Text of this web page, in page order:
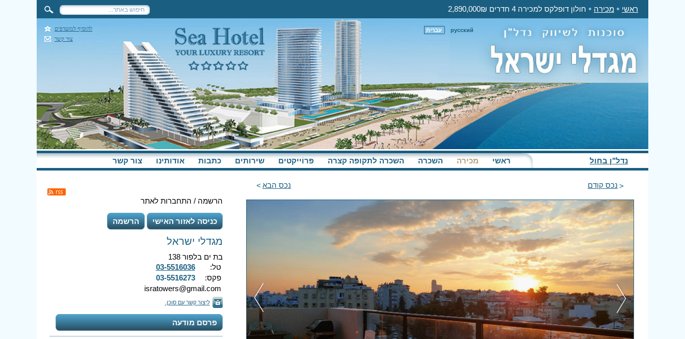
ראשי מכירה חולון דופלקס למכירה 4 חדרים 2,890,000₪
עברית русский
להוסיף למועדפים
צור קשר
נדל"ן בחול ראשי מכירה השכרה השכרה לתקופה קצרה פּרוֹייקטים שירותים כתבות אודותינו צור קשר
נכס קודם נכס הבא
הרשמה / התחברות לאתר
כניסה לאזור האישי הרשמה
מגדלי ישראל
בת ים בלפור 138
טל:
03-5516036
פקס:
03-5516273
isratowers@gmail.com
ליצור קשר עם סוכן.
פרסם מודעה